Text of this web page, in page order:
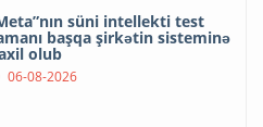
süni intellekti test
başqa şirkətin sisteminə
olub
06-08-2026